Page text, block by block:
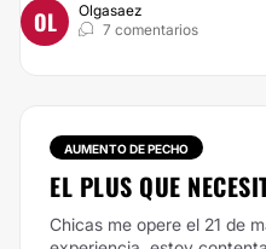
OL
Olgasaez
7 comentarios
AUMENTO DE PECHO
EL PLUS QUE
Chicas me opere el 21 de